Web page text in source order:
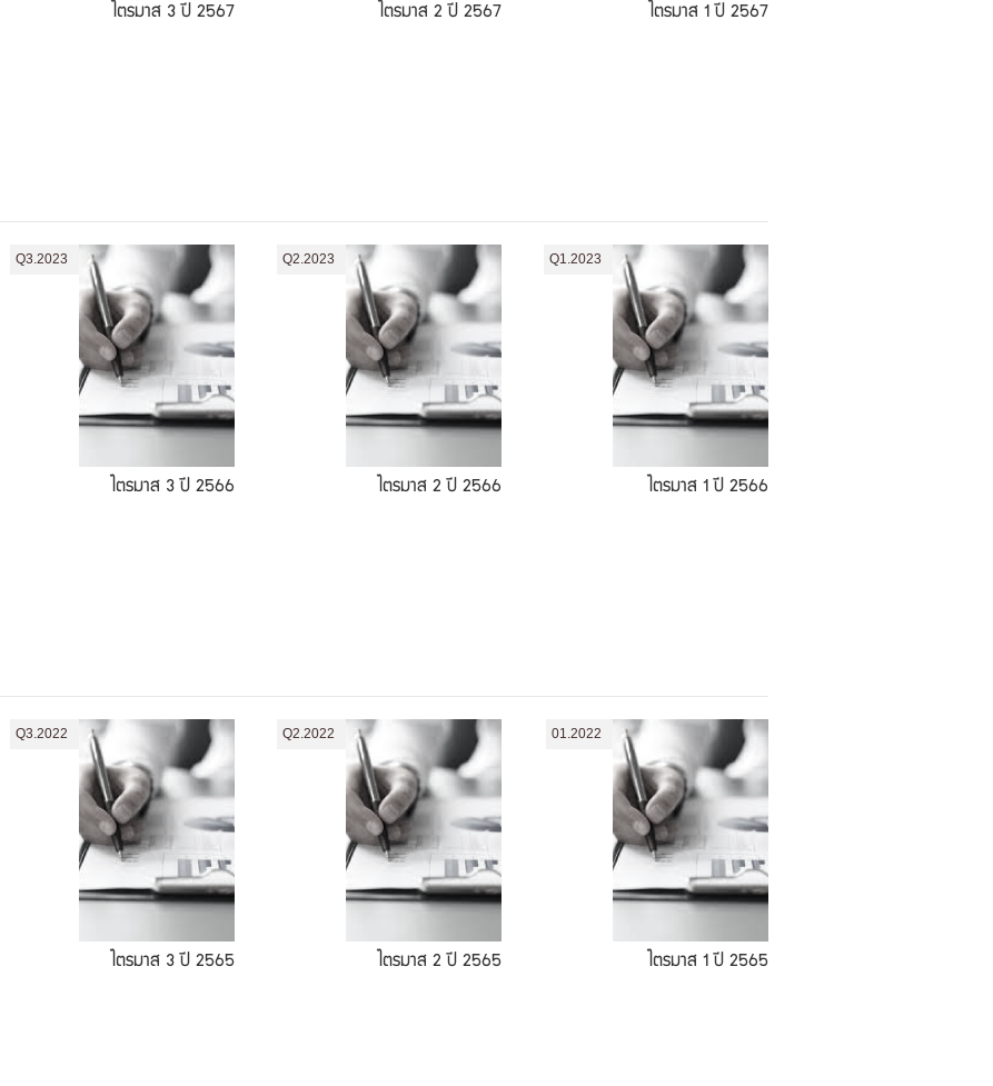
ไตรมาส 3 ปี 2567 ไตรมาส 2 ปี 2567 ไตรมาส 1 ปี 2567
Q3.2023
ไตรมาส 3 ปี 2566
Q2.2023
ไตรมาส 2 ปี 2566
Q1.2023
ไตรมาส 1 ปี 2566
Q3.2022
ไตรมาส 3 ปี 2565
Q2.2022
ไตรมาส 2 ปี 2565
01.2022
ไตรมาส 1 ปี 2565